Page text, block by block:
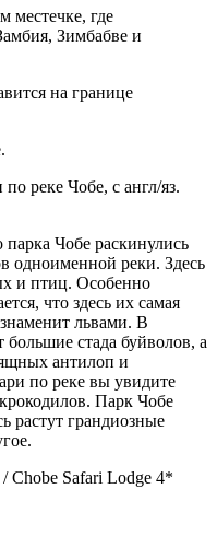
местечке, где
Зимбабве и
на границе
реке Чобе, с англ/яз.
Чобе раскинулись
одноименной реки. Здесь
и птиц. Особенно
что здесь их самая
львами. В
стада буйволов, а
антилоп и
по реке вы увидите
Парк Чобе
растут грандиозные
Chobe Safari Lodge 4*